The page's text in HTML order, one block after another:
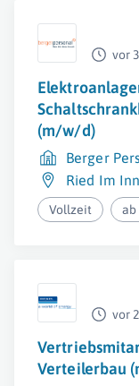
vor
(m/w/d)
Berger
Ried Im
Vollzeit ab
vor
Verteilerbau